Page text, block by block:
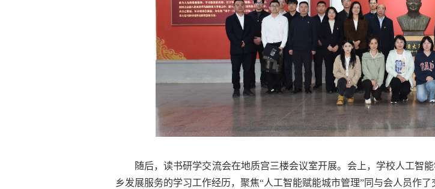
随后，读书研学交流会在地质宫三楼会议室开展。会上，学校人工智
乡发展服务的学习工作经历，聚焦“人工智能赋能城市管理”同与会人员作